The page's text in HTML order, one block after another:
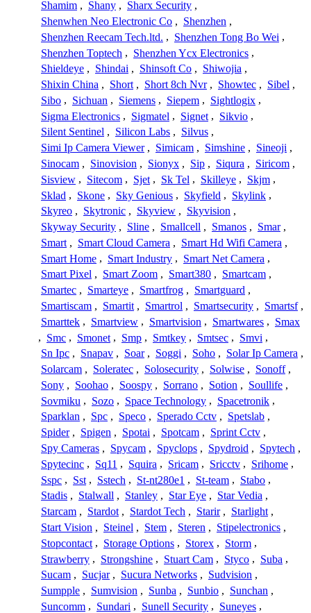
Shamim , Shany , Sharx Security ,
Shenwhen Neo Electronic Co , Shenzhen ,
Shenzhen Reecam Tech.ltd. , Shenzhen Tong Bo Wei ,
Shenzhen Toptech , Shenzhen Ycx Electronics ,
Shieldeye , Shindai , Shinsoft Co , Shiwojia ,
Shixin China , Short , Short 8ch Nvr , Showtec , Sibel ,
Sibo , Sichuan , Siemens , Siepem , Sightlogix ,
Sigma Electronics , Sigmatel , Signet , Sikvio ,
Silent Sentinel , Silicon Labs , Silvus ,
Simi Ip Camera Viewer , Simicam , Simshine , Sineoji ,
Sinocam , Sinovision , Sionyx , Sip , Siqura , Siricom ,
Sisview , Sitecom , Sjet , Sk Tel , Skilleye , Skjm ,
Sklad , Skone , Sky Genious , Skyfield , Skylink ,
Skyreo , Skytronic , Skyview , Skyvision ,
Skyway Security , Sline , Smallcell , Smanos , Smar ,
Smart , Smart Cloud Camera , Smart Hd Wifi Camera ,
Smart Home , Smart Industry , Smart Net Camera ,
Smart Pixel , Smart Zoom , Smart380 , Smartcam ,
Smartec , Smarteye , Smartfrog , Smartguard ,
Smartiscam , Smartit , Smartrol , Smartsecurity , Smartsf ,
Smarttek , Smartview , Smartvision , Smartwares , Smax
, Smc , Smonet , Smp , Smtkey , Smtsec , Smvi ,
Sn Ipc , Snapav , Soar , Soggi , Soho , Solar Ip Camera ,
Solarcam , Soleratec , Solosecurity , Solwise , Sonoff ,
Sony , Soohao , Soospy , Sorrano , Sotion , Soullife ,
Sovmiku , Sozo , Space Technology , Spacetronik ,
Sparklan , Spc , Speco , Sperado Cctv , Spetslab ,
Spider , Spigen , Spotai , Spotcam , Sprint Cctv ,
Spy Cameras , Spycam , Spyclops , Spydroid , Spytech ,
Spytecinc , Sq11 , Squira , Sricam , Sricctv , Srihome ,
Sspc , Sst , Sstech , St-nt280e1 , St-team , Stabo ,
Stadis , Stalwall , Stanley , Star Eye , Star Vedia ,
Starcam , Stardot , Stardot Tech , Starir , Starlight ,
Start Vision , Steinel , Stem , Steren , Stipelectronics ,
Stopcontact , Storage Options , Storex , Storm ,
Strawberry , Strongshine , Stuart Cam , Styco , Suba ,
Sucam , Sucjar , Sucura Networks , Sudvision ,
Sumpple , Sumvision , Sunba , Sunbio , Sunchan ,
Suncomm , Sundari , Sunell Security , Suneyes ,